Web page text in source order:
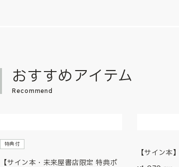
おすすめアイテム
Recommend
特典付
【サイン本・未来屋書店限定 特典ポ
【サイン本